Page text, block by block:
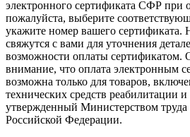
электронного сертификата СФР при
пожалуйста, выберите
укажите номер вашего
свяжутся с вами для уточнения
возможности оплаты сертификатом.
внимание, что оплата электронным
возможна только для товаров,
технических средств реабилитации
утвержденный Министерством
Российской Федерации.